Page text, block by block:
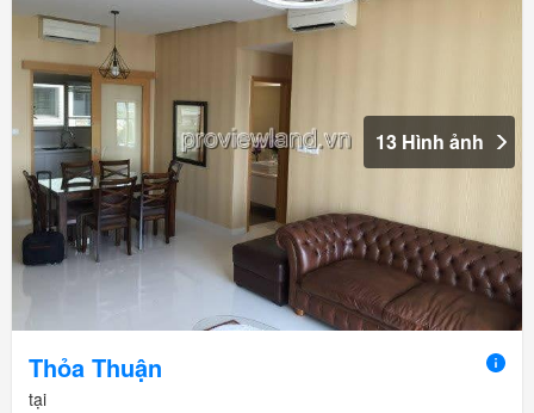
13 Hình ảnh
Thỏa Thuận
tại